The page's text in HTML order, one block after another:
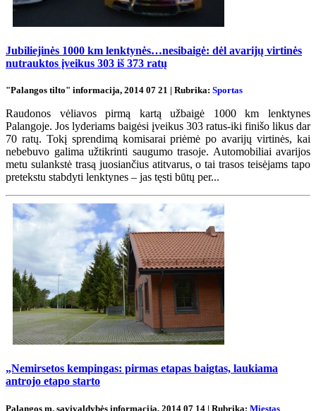
Jubiliejinės 1000 km lenktynės…nesibaigė: dėl avarijų virtinės
nutrauktos įveikus 303 iš 373 ratų
"Palangos tilto" informacija, 2014 07 21 | Rubrika: Sportas
Raudonos vėliavos pirmą kartą užbaigė 1000 km lenktynes
Palangoje. Jos lyderiams baigėsi įveikus 303 ratus-iki finišo likus dar
70 ratų. Tokį sprendimą komisarai priėmė po avarijų virtinės, kai
nebebuvo galima užtikrinti saugumo trasoje. Automobiliai avarijos
metu sulankstė trasą juosiančius atitvarus, o tai trasos teisėjams tapo
pretekstu stabdyti lenktynes – jas tęsti būtų per...
„Nemirsetos kempingas: pirmas etapas baigtas, laukiama
antrojo etapo starto
Palangos m. savivaldybės informacija, 2014 07 14 | Rubrika: Miestas